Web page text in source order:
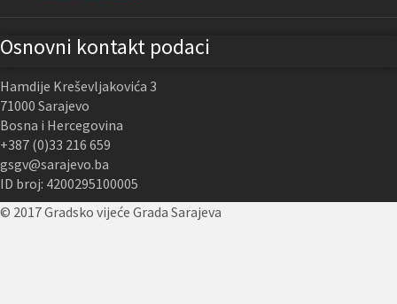
Osnovni kontakt podaci
Hamdije Kreševljakovića 3
71000 Sarajevo
Bosna i Hercegovina
+387 (0)33 216 659
gsgv@sarajevo.ba
ID broj: 4200295100005
© 2017 Gradsko vijeće Grada Sarajeva